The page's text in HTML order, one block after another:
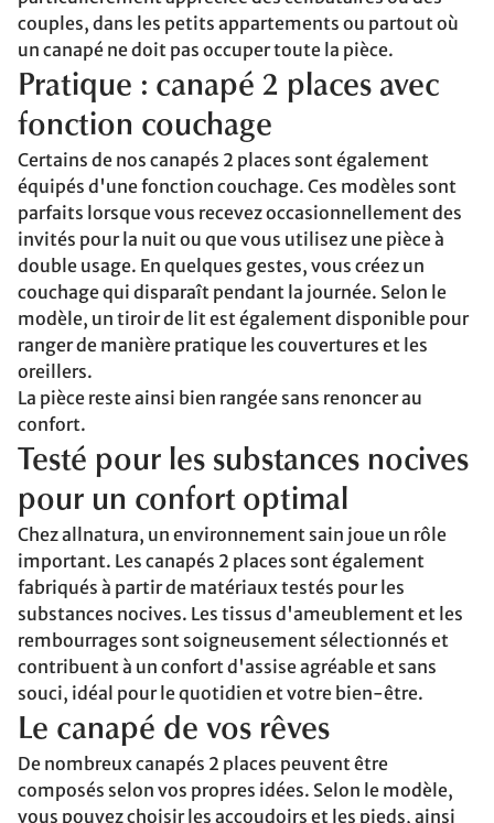
couples, dans les petits appartements ou partout où
un canapé ne doit pas occuper toute la pièce.
Pratique : canapé 2 places avec
fonction couchage
Certains de nos canapés 2 places sont également
équipés d'une fonction couchage. Ces modèles sont
parfaits lorsque vous recevez occasionnellement des
invités pour la nuit ou que vous utilisez une pièce à
double usage. En quelques gestes, vous créez un
couchage qui disparaît pendant la journée. Selon le
modèle, un tiroir de lit est également disponible pour
ranger de manière pratique les couvertures et les
oreillers.
La pièce reste ainsi bien rangée sans renoncer au
confort.
Testé pour les substances nocives
pour un confort optimal
Chez allnatura, un environnement sain joue un rôle
important. Les canapés 2 places sont également
fabriqués à partir de matériaux testés pour les
substances nocives. Les tissus d'ameublement et les
rembourrages sont soigneusement sélectionnés et
contribuent à un confort d'assise agréable et sans
souci, idéal pour le quotidien et votre bien-être.
Le canapé de vos rêves
De nombreux canapés 2 places peuvent être
composés selon vos propres idées. Selon le modèle,
vous pouvez choisir les accoudoirs et les pieds, ainsi